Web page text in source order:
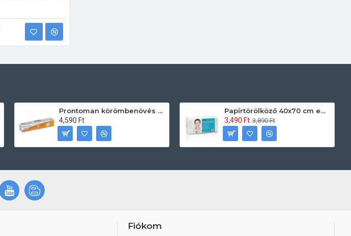
Prontoman körömbenövés kezelő gél tamponáláshoz 20 ml
4,590 Ft
Papírtörölköző 40x70 cm egyszerhasználatos 60db/csomag
3,490 Ft 3,890 Ft
Fiókom